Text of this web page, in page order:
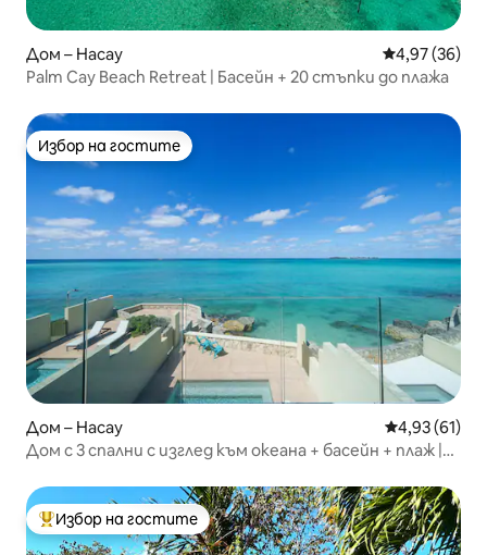
Дом – Насау Средна
4,97 (36)
Palm Cay Beach Retreat | Басейн + 20 стъпки до плажа
Избор на гостите
Избор на гостите
Дом – Насау Средна
4,93 (61)
Дом с 3 спални с изглед към океана + басейн + плаж |
Най-популярен избор на гостите
Избор на гостите